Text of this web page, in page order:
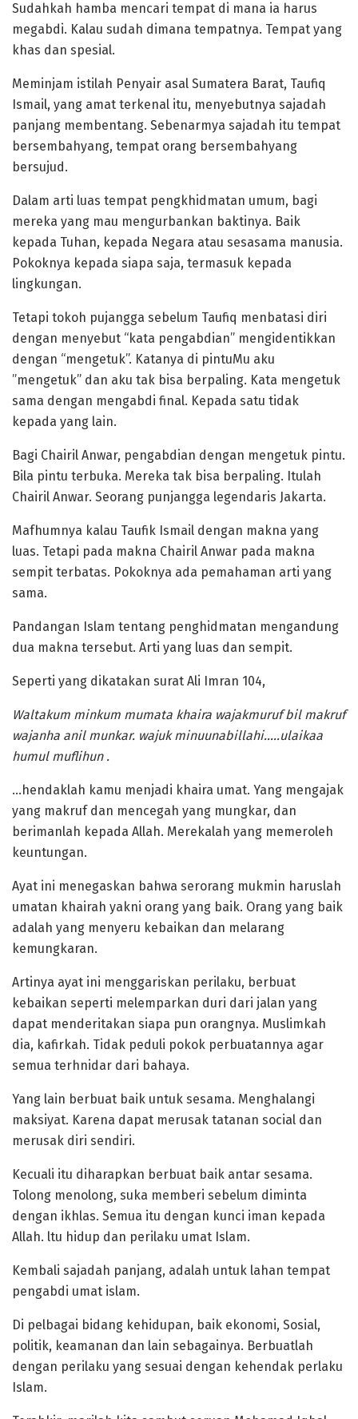
Sudahkah hamba mencari tempat di mana ia harus
megabdi. Kalau sudah dimana tempatnya. Tempat yang
khas dan spesial.
Meminjam istilah Penyair asal Sumatera Barat, Taufiq
Ismail, yang amat terkenal itu, menyebutnya sajadah
panjang membentang. Sebenarmya sajadah itu tempat
bersembahyang, tempat orang bersembahyang
bersujud.
Dalam arti luas tempat pengkhidmatan umum, bagi
mereka yang mau mengurbankan baktinya. Baik
kepada Tuhan, kepada Negara atau sesasama manusia.
Pokoknya kepada siapa saja, termasuk kepada
lingkungan.
Tetapi tokoh pujangga sebelum Taufiq menbatasi diri
dengan menyebut “kata pengabdian” mengidentikkan
dengan “mengetuk”. Katanya di pintuMu aku
”mengetuk” dan aku tak bisa berpaling. Kata mengetuk
sama dengan mengabdi final. Kepada satu tidak
kepada yang lain.
Bagi Chairil Anwar, pengabdian dengan mengetuk pintu.
Bila pintu terbuka. Mereka tak bisa berpaling. Itulah
Chairil Anwar. Seorang punjangga legendaris Jakarta.
Mafhumnya kalau Taufik Ismail dengan makna yang
luas. Tetapi pada makna Chairil Anwar pada makna
sempit terbatas. Pokoknya ada pemahaman arti yang
sama.
Pandangan Islam tentang penghidmatan mengandung
dua makna tersebut. Arti yang luas dan sempit.
Seperti yang dikatakan surat Ali Imran 104,
Waltakum minkum mumata khaira wajakmuruf bil makruf
wajanha anil munkar. wajuk minuunabillahi…..ulaikaa
humul muflihun .
…hendaklah kamu menjadi khaira umat. Yang mengajak
yang makruf dan mencegah yang mungkar, dan
berimanlah kepada Allah. Merekalah yang memeroleh
keuntungan.
Ayat ini menegaskan bahwa serorang mukmin haruslah
umatan khairah yakni orang yang baik. Orang yang baik
adalah yang menyeru kebaikan dan melarang
kemungkaran.
Artinya ayat ini menggariskan perilaku, berbuat
kebaikan seperti melemparkan duri dari jalan yang
dapat menderitakan siapa pun orangnya. Muslimkah
dia, kafirkah. Tidak peduli pokok perbuatannya agar
semua terhnidar dari bahaya.
Yang lain berbuat baik untuk sesama. Menghalangi
maksiyat. Karena dapat merusak tatanan social dan
merusak diri sendiri.
Kecuali itu diharapkan berbuat baik antar sesama.
Tolong menolong, suka memberi sebelum diminta
dengan ikhlas. Semua itu dengan kunci iman kepada
Allah. ltu hidup dan perilaku umat Islam.
Kembali sajadah panjang, adalah untuk lahan tempat
pengabdi umat islam.
Di pelbagai bidang kehidupan, baik ekonomi, Sosial,
politik, keamanan dan lain sebagainya. Berbuatlah
dengan perilaku yang sesuai dengan kehendak perlaku
Islam.